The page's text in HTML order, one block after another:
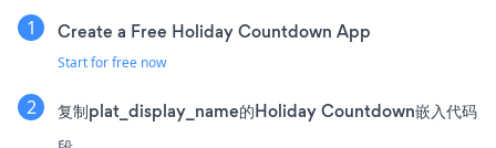
Create a Free Holiday Countdown App
Start for free now
复制plat_display_name的Holiday Countdown嵌入代码